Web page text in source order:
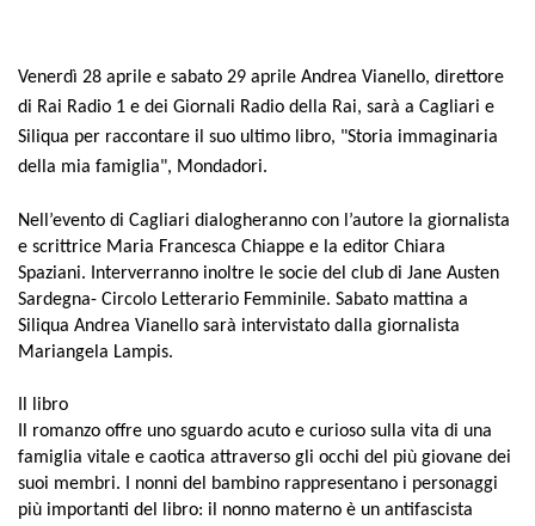
Venerdì 28 aprile e sabato 29 aprile Andrea Vianello, direttore
di Rai Radio 1 e dei Giornali Radio della Rai, sarà a Cagliari e
Siliqua per raccontare il suo ultimo libro, "Storia immaginaria
della mia famiglia", Mondadori.
Nell’evento di Cagliari dialogheranno con l’autore la giornalista
e scrittrice Maria Francesca Chiappe e la editor Chiara
Spaziani. Interverranno inoltre le socie del club di Jane Austen
Sardegna- Circolo Letterario Femminile. Sabato mattina a
Siliqua Andrea Vianello sarà intervistato dalla giornalista
Mariangela Lampis.
Il libro
Il romanzo offre uno sguardo acuto e curioso sulla vita di una
famiglia vitale e caotica attraverso gli occhi del più giovane dei
suoi membri. I nonni del bambino rappresentano i personaggi
più importanti del libro: il nonno materno è un antifascista